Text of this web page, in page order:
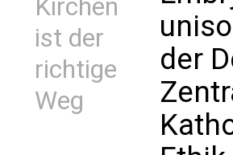
Kirchen
ist der
richtige
Weg
der